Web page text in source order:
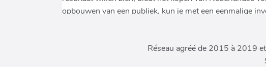
Réseau agréé de 2015 à 2019